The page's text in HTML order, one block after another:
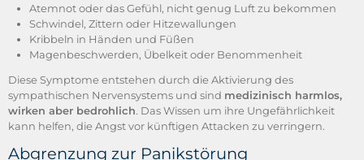
Atemnot oder das Gefühl, nicht genug Luft zu bekommen
Schwindel, Zittern oder Hitzewallungen
Kribbeln in Händen und Füßen
Magenbeschwerden, Übelkeit oder Benommenheit
Diese Symptome entstehen durch die Aktivierung des
sympathischen Nervensystems und sind medizinisch harmlos,
wirken aber bedrohlich. Das Wissen um ihre Ungefährlichkeit
kann helfen, die Angst vor künftigen Attacken zu verringern.
Abgrenzung zur Panikstörung